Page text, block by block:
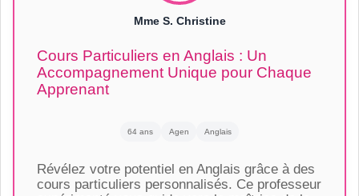
Mme S. Christine
Cours Particuliers en Anglais : Un
Accompagnement Unique pour Chaque
Apprenant
64 ans Agen Anglais
Révélez votre potentiel en Anglais grâce à des
cours particuliers personnalisés. Ce professeur